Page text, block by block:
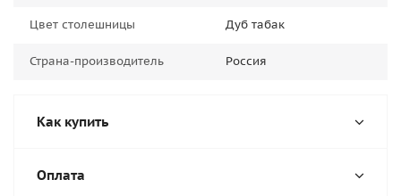
Цвет столешницы Дуб табак
Страна-производитель Россия
Как купить
Оплата